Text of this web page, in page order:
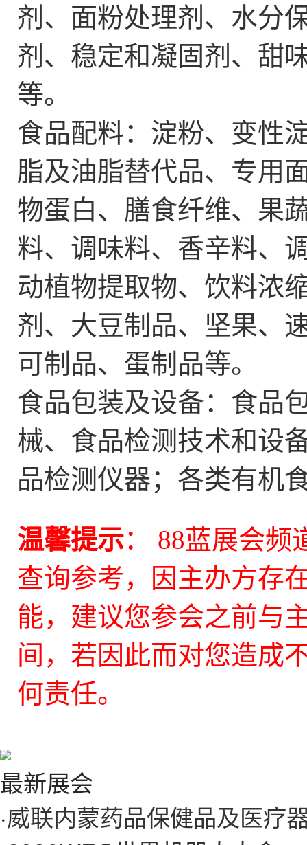
剂、面粉处理剂、水分
剂、稳定和凝固剂、甜
等。
食品配料：淀粉、 变性
脂及油脂替代品、专用
物蛋白、膳食纤维、果
料、调味料、香辛料、
动植物提取物、饮料浓
剂、大豆制品、坚果、
可制品、蛋制品等。
食品包装及设备：食品
械、食品检测技术和设
品检测仪器；各类有机
温馨提示： 88蓝展会频
查询参考，因主办方存
能，建议您参会之前与
间，若因此而对您造成
何责任。
最新展会
·威联内蒙药品保健品及医疗